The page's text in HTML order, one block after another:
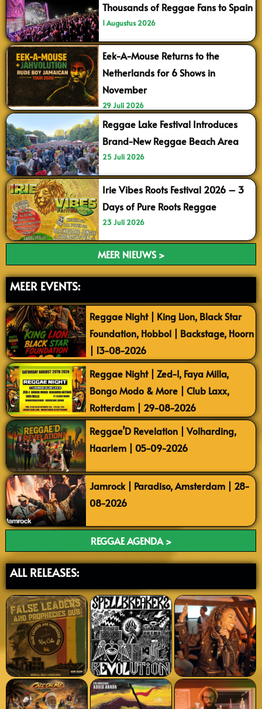
Thousands of Reggae Fans to Spain
1 Augustus 2026
Eek-A-Mouse Returns to the
Netherlands for 6 Shows in
November
29 Juli 2026
Reggae Lake Festival Introduces
Brand-New Reggae Beach Area
25 Juli 2026
Irie Vibes Roots Festival 2026 – 3
Days of Pure Roots Reggae
23 Juli 2026
MEER NIEUWS >
MEER EVENTS:
Reggae Night | King Lion, Black Star
Foundation, Hobbol | Backstage, Hoorn
| 13-08-2026
Reggae Night | Zed-I, Faya Milla,
Bongo Modo & More | Club Laxx,
Rotterdam | 29-08-2026
Reggae’D Revelation | Volharding,
Haarlem | 05-09-2026
Jamrock | Paradiso, Amsterdam | 28-
08-2026
REGGAE AGENDA >
ALL RELEASES: